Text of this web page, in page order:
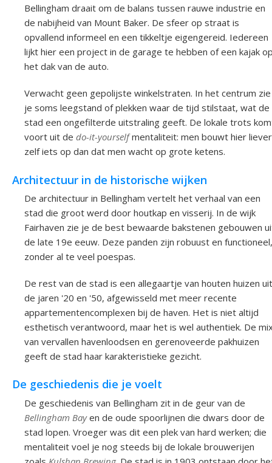
Bellingham draait om de balans tussen rauwe industrie en
de nabijheid van Mount Baker. De sfeer op straat is
opvallend informeel en een tikkeltje eigengereid. Iedereen
lijkt hier een project in de garage te hebben of een kajak
het dak van de auto.
Verwacht geen gepolijste winkelstraten. In het centrum zie
je soms leegstand of plekken waar de tijd stilstaat, wat de
stad een ongefilterde uitstraling geeft. De lokale trots
voort uit de do-it-yourselfmentaliteit: men bouwt hier liever
zelf iets op dan dat men wacht op grote ketens.
Architectuur in de historische wijken
De architectuur in Bellingham vertelt het verhaal van een
stad die groot werd door houtkap en visserij. In de wijk
Fairhaven zie je de best bewaarde bakstenen gebouwen
de late 19e eeuw. Deze panden zijn robuust en functioneel,
zonder al te veel poespas.
De rest van de stad is een allegaartje van houten huizen uit
de jaren '20 en '50, afgewisseld met meer recente
appartementencomplexen bij de haven. Het is niet altijd
esthetisch verantwoord, maar het is wel authentiek. De
van vervallen havenloodsen en gerenoveerde pakhuizen
geeft de stad haar karakteristieke gezicht.
De geschiedenis die je voelt
De geschiedenis van Bellingham zit in de geur van de
Bellingham Bayen de oude spoorlijnen die dwars door de
stad lopen. Vroeger was dit een plek van hard werken; die
mentaliteit voel je nog steeds bij de lokale brouwerijen